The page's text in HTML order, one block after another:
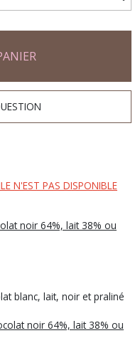
N'EST PAS DISPONIBLE
noir 64%, lait 38% ou
blanc, lait, noir et praliné
noir 64%, lait 38% ou